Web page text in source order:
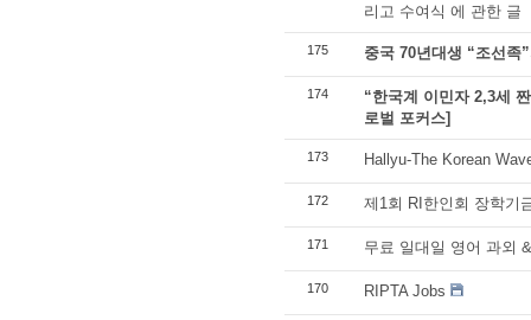
리고 수여식 에 관한 글
175 중국 70년대생 “조선족
174
“한국계 이민자 2,3세
로벌 포커스]
173 Hallyu-The Korean
172 제1회 RI한인회 장학기
171 무료 일대일 영어 과외
170 RIPTA Jobs